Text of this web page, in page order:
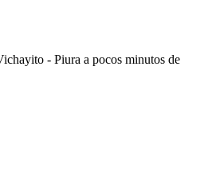
- Piura a pocos minutos de